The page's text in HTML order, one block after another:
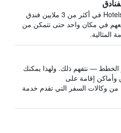
يبحث HotelsCombined في أكثر من 3 ملايين فندق
في مكان واحد حتى تتمكن من
المثالية.
الخطط — نتفهم ذلك. ولهذا يمكنك
وأماكن إقامة على
HotelsCombined من وكالات السفر التي تقدم خدمة